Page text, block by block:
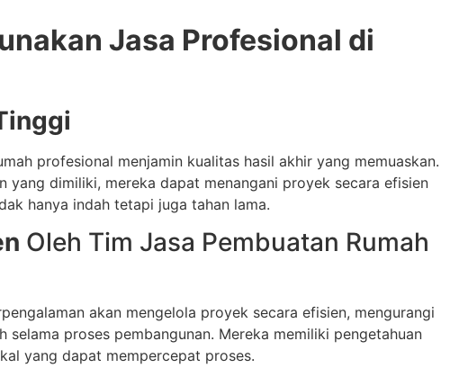
Jasa Profesional di
profesional menjamin kualitas hasil akhir yang memuaskan.
yang dimiliki, mereka dapat menangani proyek secara efisien
hanya indah tetapi juga tahan lama.
Oleh Tim Jasa Pembuatan Rumah
akan mengelola proyek secara efisien, mengurangi
selama proses pembangunan. Mereka memiliki pengetahuan
yang dapat mempercepat proses.